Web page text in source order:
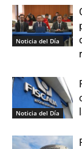
Noticia del Día
Noticia del Día